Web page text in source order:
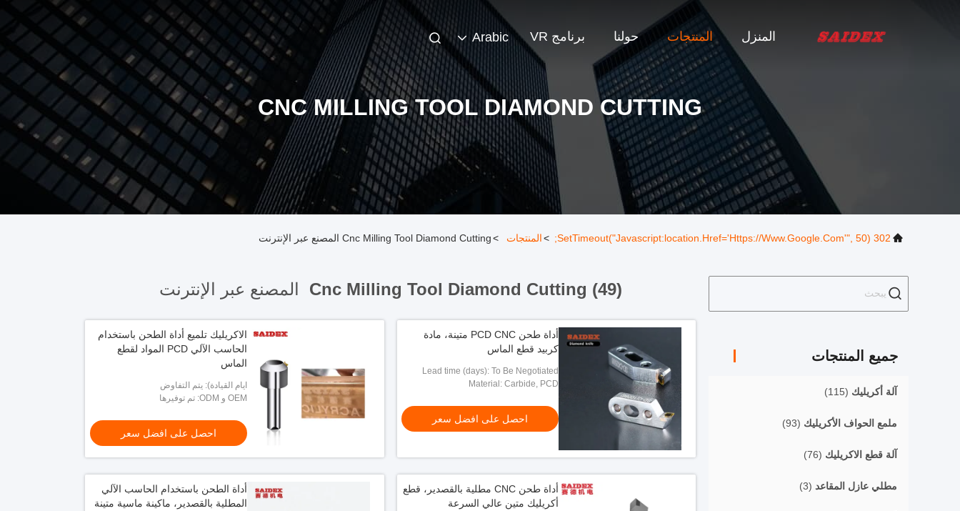
المنزل المنتجات حولنا برنامج VR Arabic
CNC MILLING TOOL DIAMOND CUTTING
302 SetTimeout("javascript:location.href='https://www.google.com'", 50);
>المنتجات >Cnc Milling Tool Diamond Cutting المصنع عبر الإنترنت
جميع المنتجات
آلة أكريليك (115)
ملمع الحواف الأكريليك (93)
آلة قطع الاكريليك (76)
مطلي عازل المقاعد (3)
Cnc Milling Tool Diamond Cutting (49) المصنع عبر الإنترنت
أداة طحن PCD CNC متينة، مادة
كربيد قطع الماس
Lead time (days): To Be Negotiated
Material: Carbide, PCD
احصل على افضل سعر
الاكريليك تلميع أداة الطحن باستخدام
الحاسب الآلي PCD المواد لقطع
الماس
ايام القيادة): يتم التفاوض
OEM و ODM: تم توفيرها
احصل على افضل سعر
أداة طحن CNC مطلية بالقصدير، قطع
أكريليك متين عالي السرعة
أداة الطحن باستخدام الحاسب الآلي
المطلية بالقصدير، ماكينة ماسية متينة